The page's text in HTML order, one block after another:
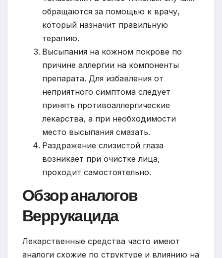
обращаются за помощью к врачу,
который назначит правильную
терапию.
Высыпания на кожном покрове по
причине аллергии на компоненты
препарата. Для избавления от
неприятного симптома следует
принять противоаллергические
лекарства, а при необходимости
место высыпания смазать.
Раздражение слизистой глаза
возникает при очистке лица,
проходит самостоятельно.
Обзор аналогов
Веррукацида
Лекарственные средства часто имеют
аналоги схожие по структуре и влиянию на